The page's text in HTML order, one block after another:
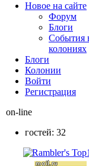
Новое на сайте
Форум
Блоги
События
колониях
Блоги
Колонии
Войти
Peгиcтpaция
on-line
гостей: 32